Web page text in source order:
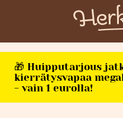
🎁 Huipputarjous
kierrätysvapaa
- vain 1 eurolla!